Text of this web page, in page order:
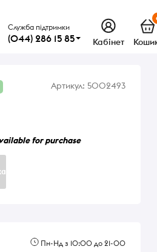
Служба підтримки
(044) 286 15 85 Кабінет
Артикул: 5002493
for purchase
Пн-Нд з 10:00 до 21-00